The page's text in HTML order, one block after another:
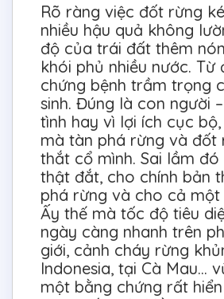
Rõ ràng việc đốt rừng
nhiều hậu quả không
độ của trái đất thêm
khói phủ nhiều nước. Từ
chứng bệnh trầm trọng
sinh. Đúng là con người
tình hay vì lợi ích cục
mà tàn phá rừng và đốt
thắt cổ mình. Sai lầm
thật đắt, cho chính bản
phá rừng và cho cả một
Ấy thế mà tốc độ tiêu
ngày càng nhanh trên
giới, cảnh cháy rừng
Indonesia, tại Cà Mau…
một bằng chứng rất